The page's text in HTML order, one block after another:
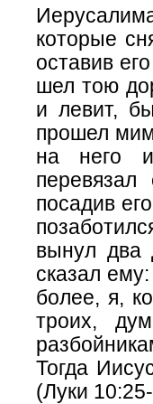
которые
оставив
шел тою
и левит,
прошел
на него
посадив
вынул два
сказал
более, я,
троих,
Тогда
(Луки